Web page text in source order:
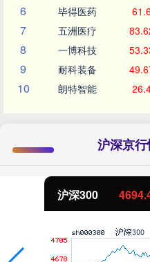
6 毕得医药
7 五洲医疗
8 一博科技
9 耐科装备
10 朗特智能
沪深京
北证50